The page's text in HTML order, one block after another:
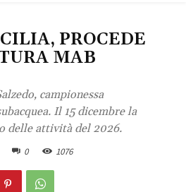
PROCEDE
MAB
campionessa
Il 15 dicembre la
delle attività del 2026.
0 1076